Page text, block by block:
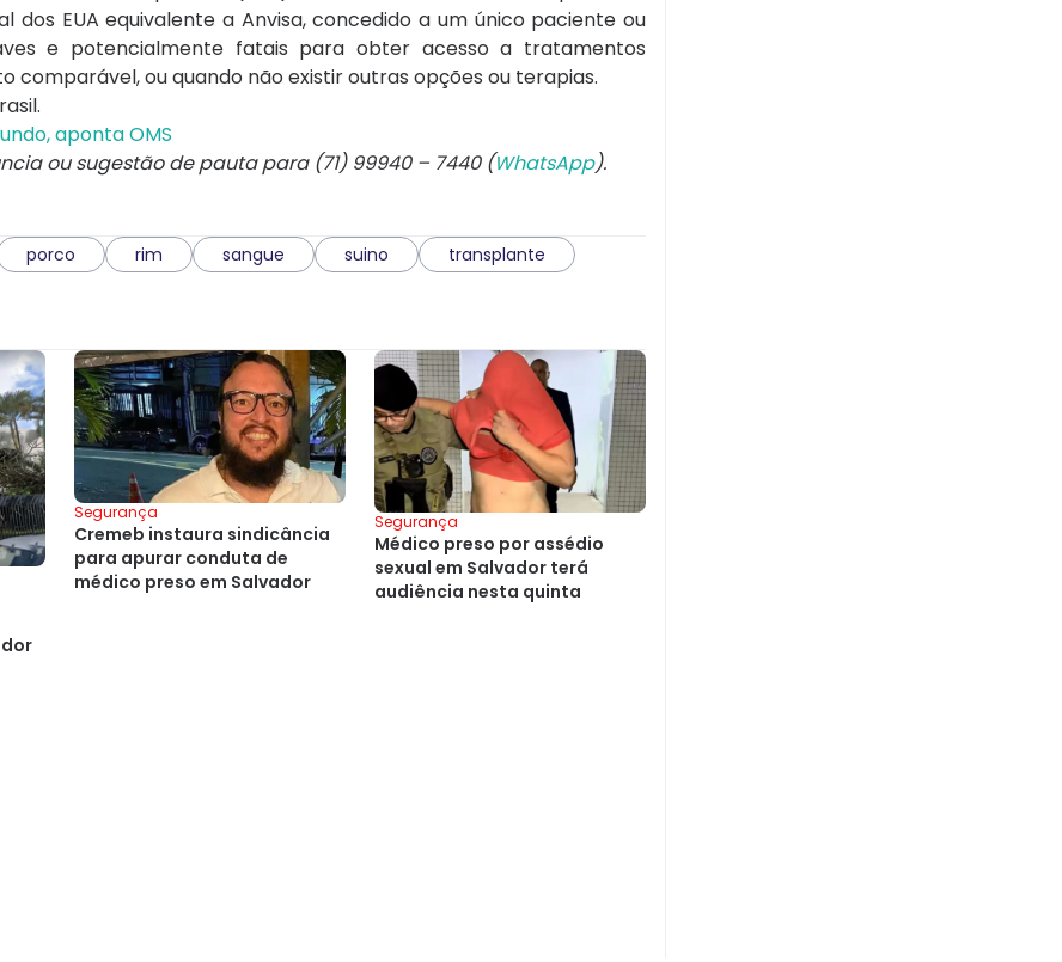
EUA equivalente a Anvisa, concedido a um único paciente ou
e potencialmente fatais para obter acesso a tratamentos
ou quando não existir outras opções ou terapias.
aponta OMS
ou sugestão de pauta para (71) 99940 – 7440 (WhatsApp).
porco rim sangue suino transplante
Segurança
Cremeb instaura sindicância
para apurar conduta de
médico preso em Salvador
Segurança
Médico preso por assédio
sexual em Salvador terá
audiência nesta quinta